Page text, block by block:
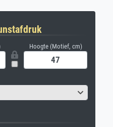
Hoogte (Motief, cm)